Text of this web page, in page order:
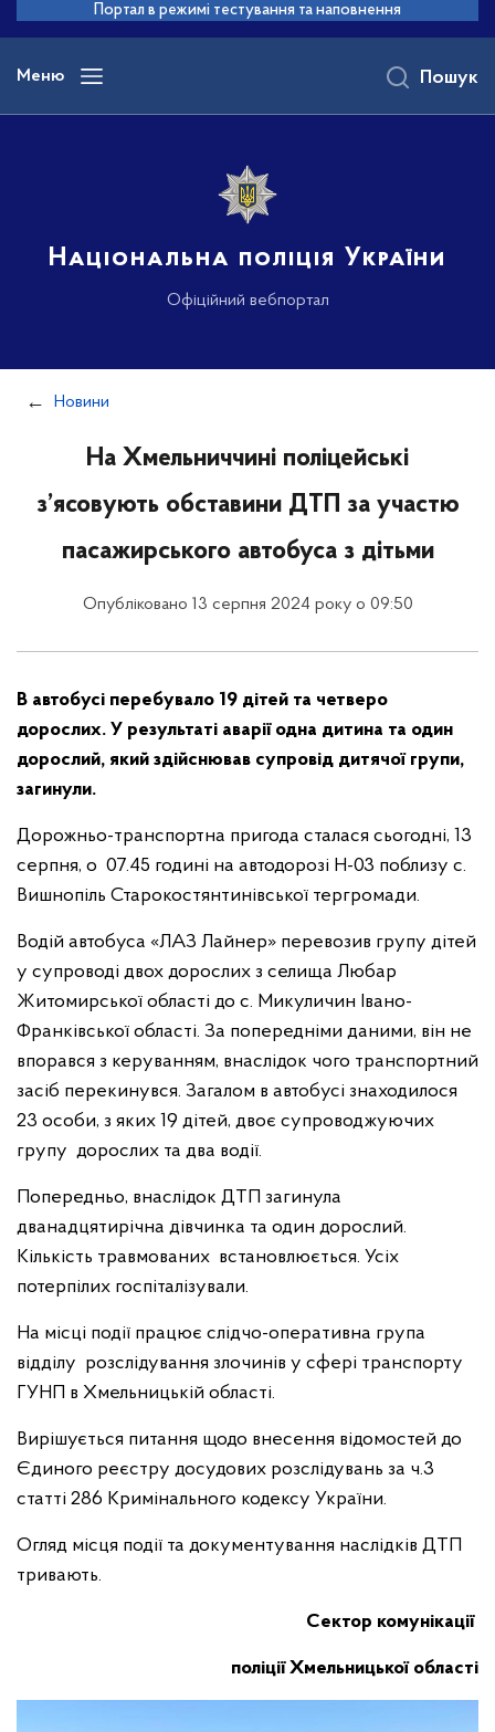
основного
вмісту
Портал в режимі тестування та наповнення
Меню
Національна поліція України
Офіційний вебпортал
Пошук
Новини
На Хмельниччині поліцейські
з’ясовують обставини ДТП за участю
пасажирського автобуса з дітьми
Опубліковано 13 серпня 2024 року о 09:50
В автобусі перебувало 19 дітей та четверо
дорослих. У результаті аварії одна дитина та один
дорослий, який здійснював супровід дитячої групи,
загинули.
Дорожньо-транспортна пригода сталася сьогодні, 13
серпня, о 07.45 годині на автодорозі Н-03 поблизу с.
Вишнопіль Старокостянтинівської тергромади.
Водій автобуса «ЛАЗ Лайнер» перевозив групу дітей
у супроводі двох дорослих з селища Любар
Житомирської області до с. Микуличин Івано-
Франківської області. За попередніми даними, він не
впорався з керуванням, внаслідок чого транспортний
засіб перекинувся. Загалом в автобусі знаходилося
23 особи, з яких 19 дітей, двоє супроводжуючих
групу дорослих та два водії.
Попередньо, внаслідок ДТП загинула
дванадцятирічна дівчинка та один дорослий.
Кількість травмованих встановлюється. Усіх
потерпілих госпіталізували.
На місці події працює слідчо-оперативна група
відділу розслідування злочинів у сфері транспорту
ГУНП в Хмельницькій області.
Вирішується питання щодо внесення відомостей до
Єдиного реєстру досудових розслідувань за ч.3
статті 286 Кримінального кодексу України.
Огляд місця події та документування наслідків ДТП
тривають.
Сектор комунікації
поліції Хмельницької області